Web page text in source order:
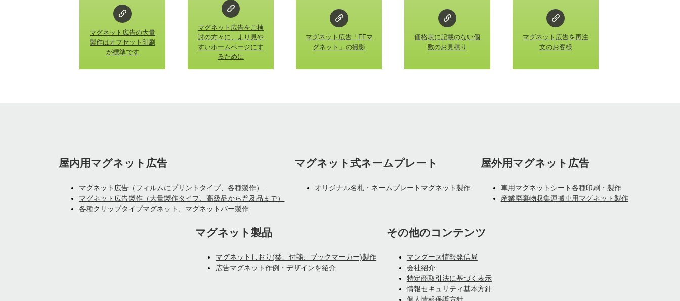
マグネット広告の大量
製作はオフセット印刷
が標準です
マグネット広告をご検
討の方々に、より見や
すいホームページにす
るために
マグネット広告「FFマ
グネット」の撮影
価格表に記載のない個
数のお見積り
マグネット広告を再注
文のお客様
屋内用マグネット広告
マグネット広告（フィルムにプリントタイプ、各種製作）
マグネット広告製作（大量製作タイプ、高級品から普及品まで）
各種クリップタイプマグネット、マグネットバー製作
マグネット式ネームプレート
オリジナル名札・ネームプレートマグネット製作
屋外用マグネット広告
車用マグネットシート各種印刷・製作
産業廃棄物収集運搬車用マグネット製作
マグネット製品
マグネットしおり(栞、付箋、ブックマーカー)製作
広告マグネット作例・デザインを紹介
その他のコンテンツ
マングース情報発信局
会社紹介
特定商取引法に基づく表示
情報セキュリティ基本方針